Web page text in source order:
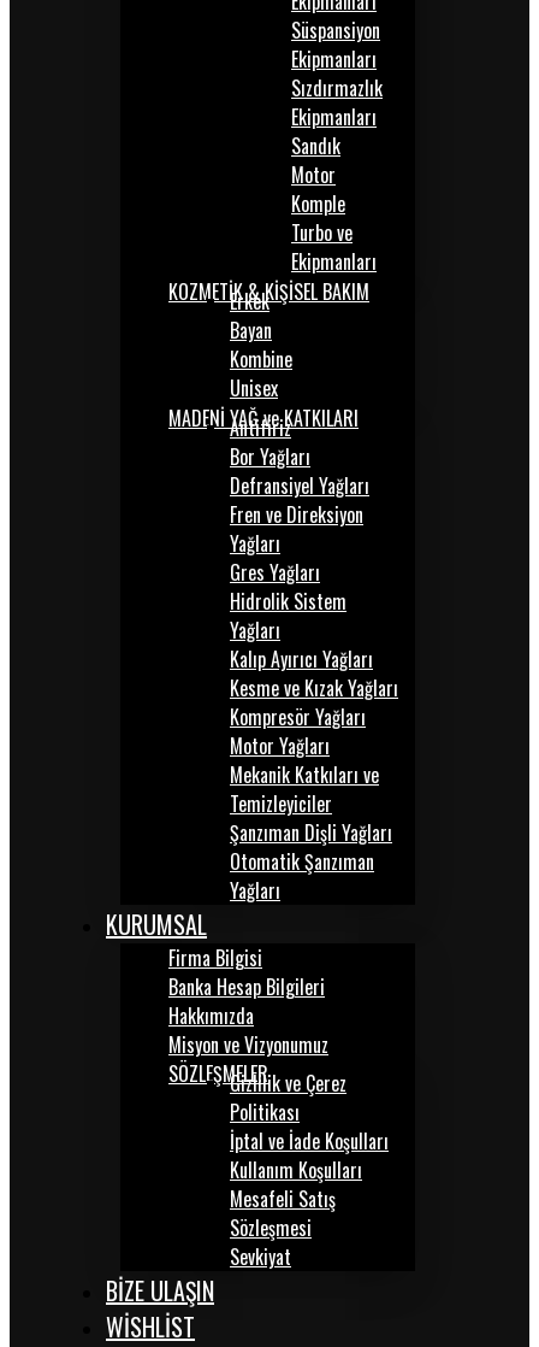
Süspansiyon
Ekipmanları
Sızdırmazlık
Ekipmanları
Sandık
Motor
Komple
Turbo ve
Ekipmanları
KOZMETİK & KİŞİSEL BAKIM
Erkek
Bayan
Kombine
Unisex
MADENİ YAĞ ve KATKILARI
Antifiriz
Bor Yağları
Defransiyel Yağları
Fren ve Direksiyon
Yağları
Gres Yağları
Hidrolik Sistem
Yağları
Kalıp Ayırıcı Yağları
Kesme ve Kızak Yağları
Kompresör Yağları
Motor Yağları
Mekanik Katkıları ve
Temizleyiciler
Şanzıman Dişli Yağları
Otomatik Şanzıman
Yağları
KURUMSAL
Firma Bilgisi
Banka Hesap Bilgileri
Hakkımızda
Misyon ve Vizyonumuz
SÖZLEŞMELERGizlilik ve Çerez
Politikası
İptal ve İade Koşulları
Kullanım Koşulları
Mesafeli Satış
Sözleşmesi
Sevkiyat
BİZE ULAŞIN
WISHLIST